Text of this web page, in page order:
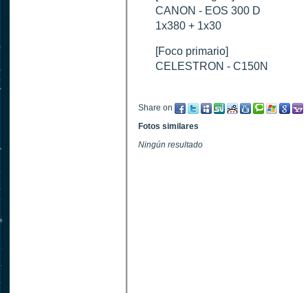
CANON - EOS 300 D
1x380 + 1x30
[Foco primario]
CELESTRON - C150N
Share on
Fotos similares
Ningún resultado